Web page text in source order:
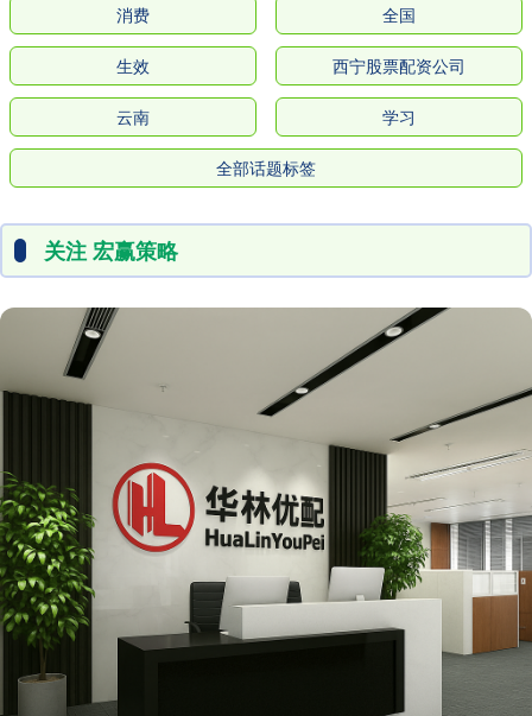
消费 全国
生效 西宁股票配资公司
云南 学习
全部话题标签
关注 宏赢策略